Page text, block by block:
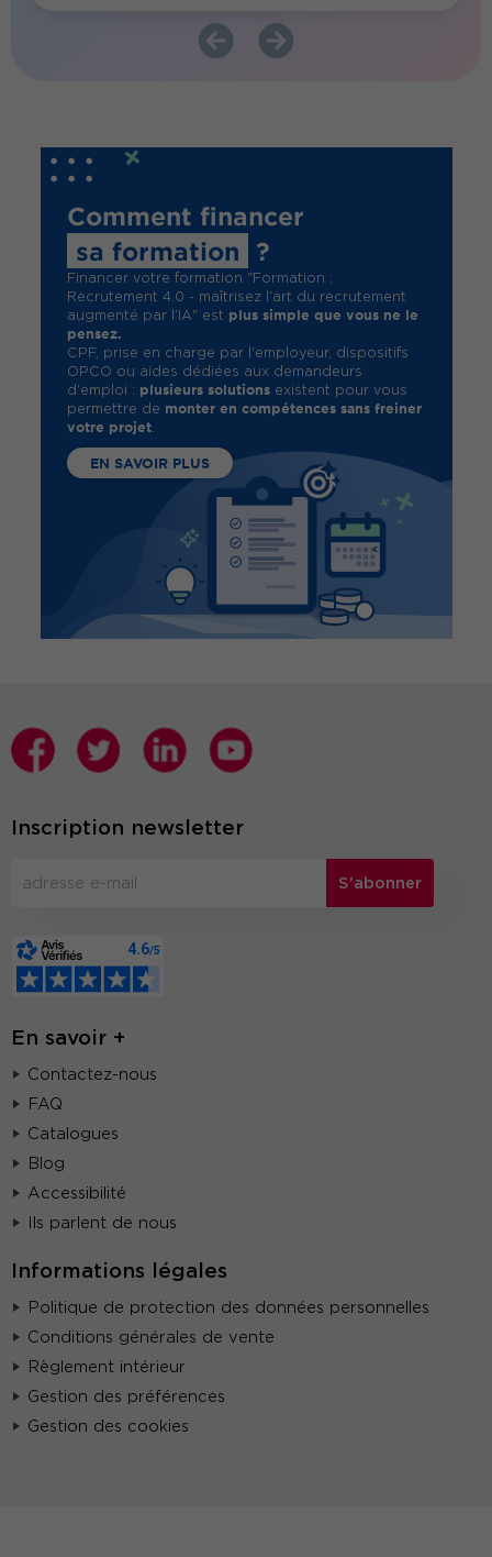
Comment financer
sa formation
?
Financer votre formation "Formation :
Recrutement 4.0 - maîtrisez l'art du recrutement
augmenté par l'IA" est plus simple que vous ne le
pensez.
CPF, prise en charge par l'employeur, dispositifs
OPCO ou aides dédiées aux demandeurs
d'emploi : plusieurs solutionsexistent pour vous
permettre de monter en compétences sans freiner
votre projet.
EN SAVOIR PLUS
Inscription newsletter
S'abonner
En savoir +
Contactez-nous
FAQ
Catalogues
Blog
Accessibilité
Ils parlent de nous
Informations légales
Politique de protection des données personnelles
Conditions générales de vente
Règlement intérieur
Gestion des préférences
Gestion des cookies